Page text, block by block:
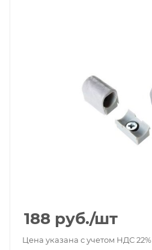
188 руб./шт
Цена указана с учетом НДС 22%